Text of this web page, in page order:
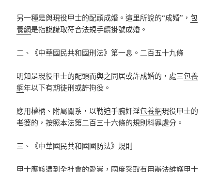
另一種是與現役甲士的配頭成婚。這里所說的“成婚”，包
養網是指說謊取符合法規手續掛號成婚。
二、《中華國民共和國刑法》第一息。二百五十九條
明知是現役甲士的配頭而與之同居或許成婚的，處三包養
網年以下有期徒刑或許拘役。
應用權柄、附屬關系，以勒迫手腕奸淫包養網現役甲士的
老婆的，按照本法第二百三十六條的規則科罪處分。
三、《中華國民共和國國防法》規則
甲士應該遭到全社會的愛崇，國度采取有用辦法維護甲士